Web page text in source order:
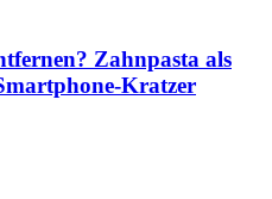
Zahnpasta als
Kratzer